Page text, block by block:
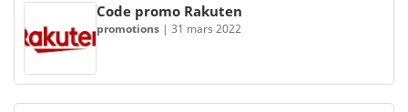
Code promo Rakuten
promotions | 31 mars 2022